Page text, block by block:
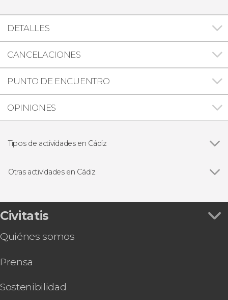
DETALLES
CANCELACIONES
PUNTO DE ENCUENTRO
OPINIONES
Tipos de actividades en Cádiz
Free tours en Cádiz
Otras actividades en Cádiz
Tour en bicicleta por Cádiz
Autobús turístico de Cádiz
Civitatis
Quiénes somos
Prensa
Sostenibilidad